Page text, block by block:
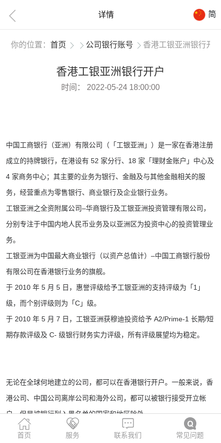
详情 简
你的位置：首页 公司银行账号 香港工银亚洲银行开
香港工银亚洲银行开户
时间： 2022-05-24 18:00:00
中国工商银行（亚洲）有限公司（「工银亚洲」）是一家在香港注册
成立的持牌银行，在港设有 52 家分行、18 家「理财金账户」中心及
4 家商务中心；其主要的业务为银行、金融及与其他金融相关的服
务，经营重点为零售银行、商业银行及企业银行业务。
工银亚洲之全资附属公司–华商银行及工银亚洲投资管理有限公司，
分别专注于中国内地人民币业务及以亚洲区为投资中心的投资管理业
务。
工银亚洲为中国最大商业银行（以资产总值计）–中国工商银行股份
有限公司在香港银行业务的旗舰。
于 2010 年 5 月 5 日，惠誉评级给予工银亚洲的支持评级为「1」
级，而个别评级则为「C」级。
于 2010 年 5 月 7 日，工银亚洲获穆迪投资给予 A2/Prime-1 长期/短
期存款评级及 C- 级银行财务实力评级，所有评级展望均为稳定。
无论在全球何地建立的公司，都可以在香港银行开户。一般来说，香
港公司、中国公司离岸公司和海外公司，都可以被银行接受开立帐
户，但是被银行列入黑名单的国家和地区除外。
首页 服务 联系我们 常见问题